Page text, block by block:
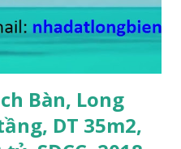
hướng Đông Bắc, SĐCC,
6. CẦN BÁN GẤP đất Ngõ 38
ngõ 3m, DT...
Bàn, Long
DT 35m2,